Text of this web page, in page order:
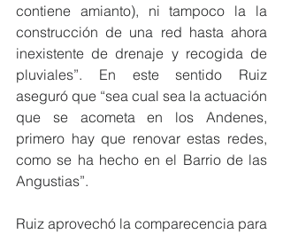
contiene amianto), ni tampoco la la
construcción de una red hasta ahora
inexistente de drenaje y recogida de
pluviales”. En este sentido Ruiz
aseguró que “sea cual sea la actuación
que se acometa en los Andenes,
primero hay que renovar estas redes,
como se ha hecho en el Barrio de las
Angustias”.
Ruiz aprovechó la comparecencia para